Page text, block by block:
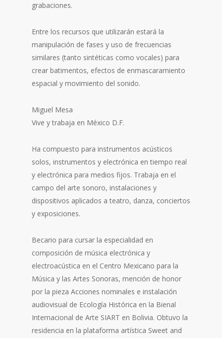
grabaciones.
Entre los recursos que utilizarán estará la
manipulación de fases y uso de frecuencias
similares (tanto sintéticas como vocales) para
crear batimentos, efectos de enmascaramiento
espacial y movimiento del sonido.
Miguel Mesa
Vive y trabaja en México D.F.
Ha compuesto para instrumentos acústicos
solos, instrumentos y electrónica en tiempo real
y electrónica para medios fijos. Trabaja en el
campo del arte sonoro, instalaciones y
dispositivos aplicados a teatro, danza, conciertos
y exposiciones.
Becario para cursar la especialidad en
composición de música electrónica y
electroacústica en el Centro Mexicano para la
Música y las Artes Sonoras, mención de honor
por la pieza Acciones nominales e instalación
audiovisual de Ecología Histórica en la Bienal
Internacional de Arte SIART en Bolivia. Obtuvo la
residencia en la plataforma artística Sweet and